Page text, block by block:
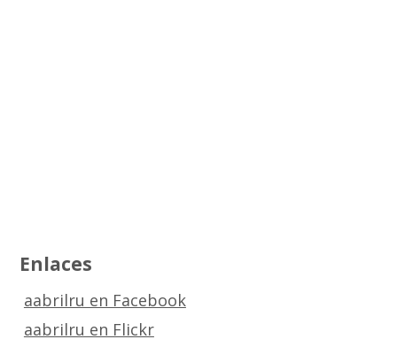
Enlaces
aabrilru en Facebook
aabrilru en Flickr